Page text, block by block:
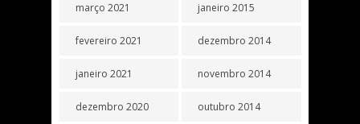
março 2021
fevereiro 2021
janeiro 2021
dezembro 2020
janeiro 2015
dezembro 2014
novembro 2014
outubro 2014